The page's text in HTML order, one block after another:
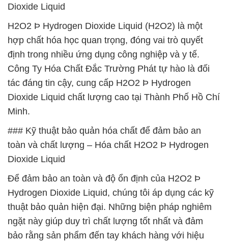
Dioxide Liquid
H2O2 Þ Hydrogen Dioxide Liquid (H2O2) là một
hợp chất hóa học quan trọng, đóng vai trò quyết
định trong nhiều ứng dụng công nghiệp và y tế.
Công Ty Hóa Chất Đắc Trường Phát tự hào là đối
tác đáng tin cậy, cung cấp H2O2 Þ Hydrogen
Dioxide Liquid chất lượng cao tại Thành Phố Hồ Chí
Minh.
### Kỹ thuật bảo quản hóa chất để đảm bảo an
toàn và chất lượng – Hóa chất H2O2 Þ Hydrogen
Dioxide Liquid
Để đảm bảo an toàn và độ ổn định của H2O2 Þ
Hydrogen Dioxide Liquid, chúng tôi áp dụng các kỹ
thuật bảo quản hiện đại. Những biện pháp nghiêm
ngặt này giúp duy trì chất lượng tốt nhất và đảm
bảo rằng sản phẩm đến tay khách hàng với hiệu